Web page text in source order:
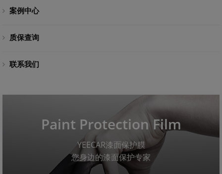
案例中心
质保查询
联系我们
Paint Protection Film
YEECAR漆面保护膜
您身边的漆面保护专家